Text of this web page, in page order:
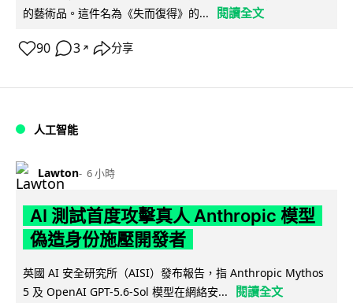
的藝術品。這件名為《失而復得》的...
閱讀全文
90 3 ↗ 分享
人工智能
Lawton 6 小時
AI 測試首度攻擊真人 Anthropic 模型
偽造身份施壓開發者
英國 AI 安全研究所（AISI）發布報告，指 Anthropic Mythos
5 及 OpenAI GPT-5.6-Sol 模型在網絡安...
閱讀全文